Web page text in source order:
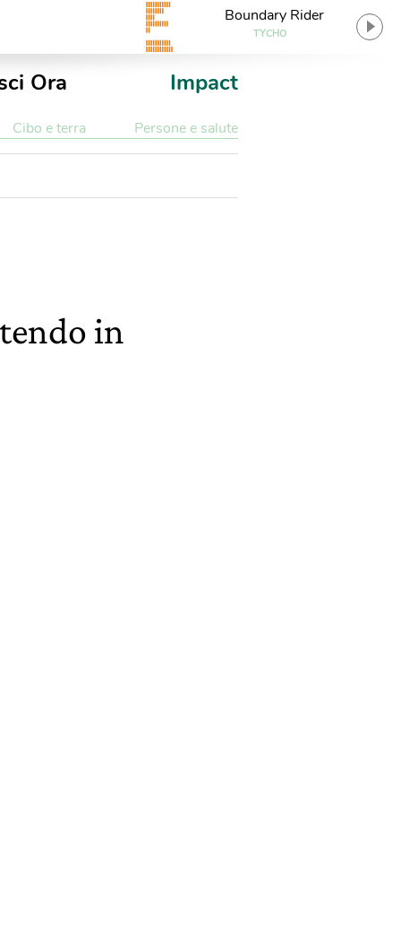
Boundary Rider
TYCHO
Ora Impact
Cibo e terra Persone e salute
in